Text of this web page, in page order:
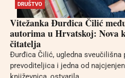
DRUŠTVO
Vitežanka Đurđica Čilić
autorima u Hrvatskoj: Nova
čitatelja
Đurđica Čilić, ugledna
prevoditeljica i jedna od